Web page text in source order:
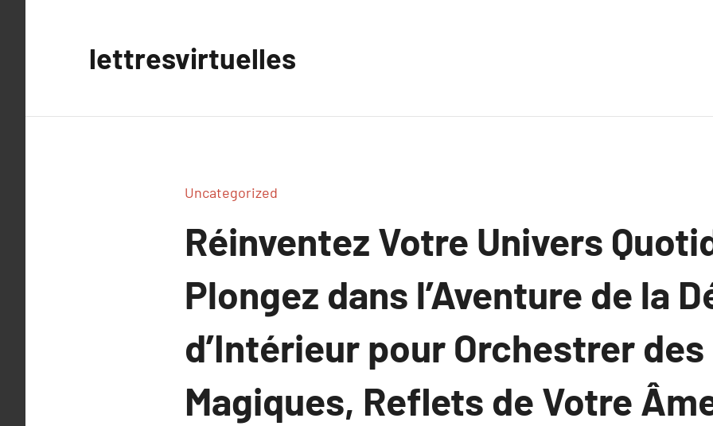
lettresvirtuelles
Uncategorized
Réinventez Votre Univers
Plongez dans l’Aventure de la
d’Intérieur pour Orchestrer
Magiques, Reflets de Votre